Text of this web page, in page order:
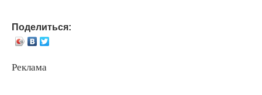
Поделиться:
Реклама